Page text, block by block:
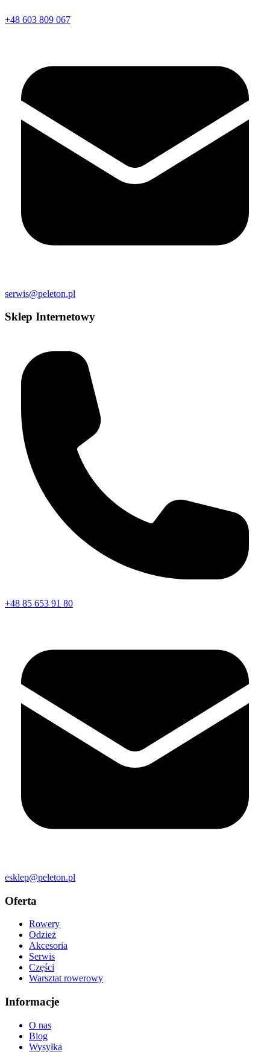
+48 603 809 067
serwis@peleton.pl
Sklep Internetowy
+48 85 653 91 80
esklep@peleton.pl
Oferta
Rowery
Odzież
Akcesoria
Serwis
Części
Warsztat rowerowy
Informacje
O nas
Blog
Wysyłka